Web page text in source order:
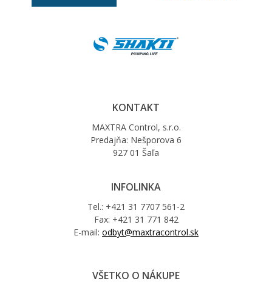
KONTAKT
MAXTRA Control, s.r.o.
Predajňa: Nešporova 6
927 01 Šaľa
INFOLINKA
Tel.: +421 31 7707 561-2
Fax: +421 31 771 842
E-mail: odbyt@maxtracontrol.sk
VŠETKO O NÁKUPE